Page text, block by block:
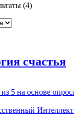
(4)
счастья
из 5 на основе